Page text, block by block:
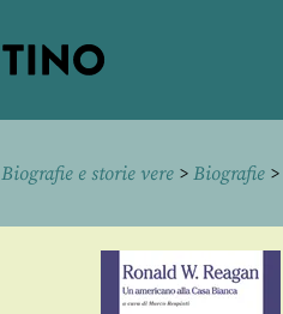
Biografie e storie vere > Biografie >